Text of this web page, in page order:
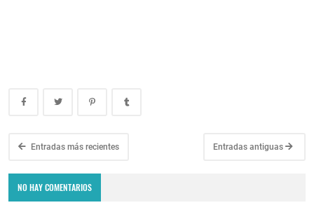
Entradas más recientes Entradas antiguas
NO HAY COMENTARIOS